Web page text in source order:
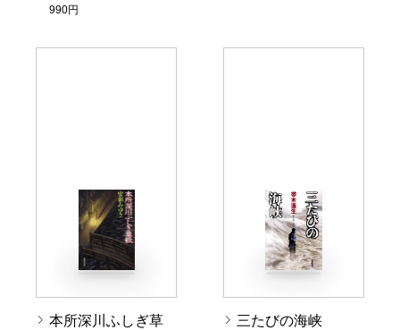
990円
本所深川ふしぎ草
三たびの海峡